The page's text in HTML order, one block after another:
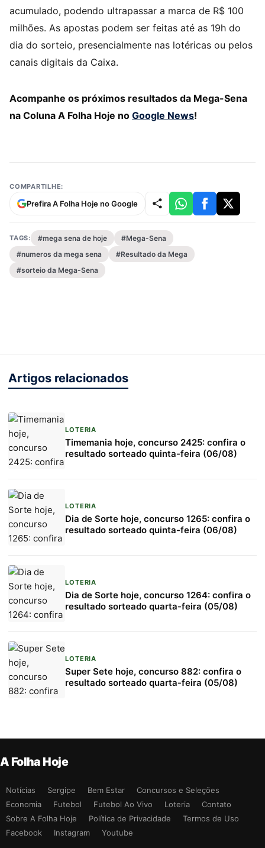
acumulado, podendo ultrapassar a marca de R$ 100
milhões. As apostas podem ser feitas até as 19h do
dia do sorteio, presencialmente nas lotéricas ou pelos
canais digitais da Caixa.
Acompanhe os próximos resultados da Mega-Sena
na Coluna A Folha Hoje no Google News!
COMPARTILHE:
Prefira A Folha Hoje no Google
TAGS: #mega sena de hoje
#Mega-Sena
#numeros da mega sena
#Resultado da Mega
#sorteio da Mega-Sena
Artigos relacionados
LOTERIA
Timemania hoje, concurso 2425: confira o
resultado sorteado quinta-feira (06/08)
LOTERIA
Dia de Sorte hoje, concurso 1265: confira o
resultado sorteado quinta-feira (06/08)
LOTERIA
Dia de Sorte hoje, concurso 1264: confira o
resultado sorteado quarta-feira (05/08)
LOTERIA
Super Sete hoje, concurso 882: confira o
resultado sorteado quarta-feira (05/08)
A Folha Hoje
Notícias Sergipe Bem Estar
Concursos e Seleções
Economia
Futebol Futebol Ao Vivo Loteria
Contato
Sobre A Folha Hoje
Política de Privacidade
Termos de Uso
Facebook
Instagram Youtube